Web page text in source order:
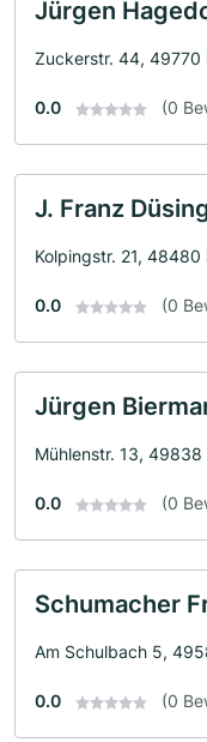
Jürgen
Zuckerstr. 44, 49770
0.0 (0
J. Franz
Kolpingstr. 21, 48480
0.0 (0
Jürgen
Mühlenstr. 13,
0.0 (0
Schumacher
Am Schulbach 5,
0.0 (0